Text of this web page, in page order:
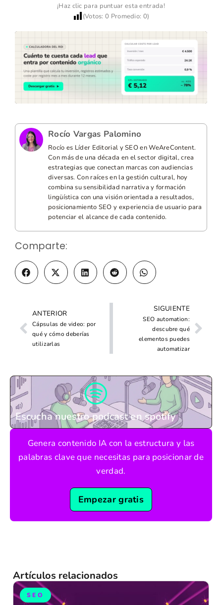
¡Haz clic para puntuar esta entrada!
Rocío Vargas Palomino
Rocío es Líder Editorial y SEO en WeAreContent.
Con más de una década en el sector digital, crea
estrategias que conectan marcas con audiencias
diversas. Con raíces en la gestión cultural, hoy
combina su sensibilidad narrativa y formación
lingüística con una visión orientada a resultados,
posicionamiento SEO y experiencia de usuario para
potenciar el alcance de cada contenido.
Comparte:
ANTERIOR
Cápsulas de video: por
qué y cómo deberías
SIGUIENTE
SEO automation:
descubre qué
elementos puedes
Escucha nuestro podcast en spotify
Genera contenido IA con la estructura y las
palabras clave que necesitas para posicionar de
Empezar gratis
Artículos relacionados